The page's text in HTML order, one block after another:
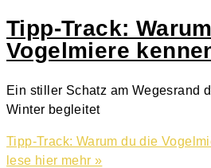
Tipp-Track:
Vogelmiere
Ein stiller Schatz am Wegesrand
Winter begleitet
Tipp-Track: Warum du die
lese hier mehr »